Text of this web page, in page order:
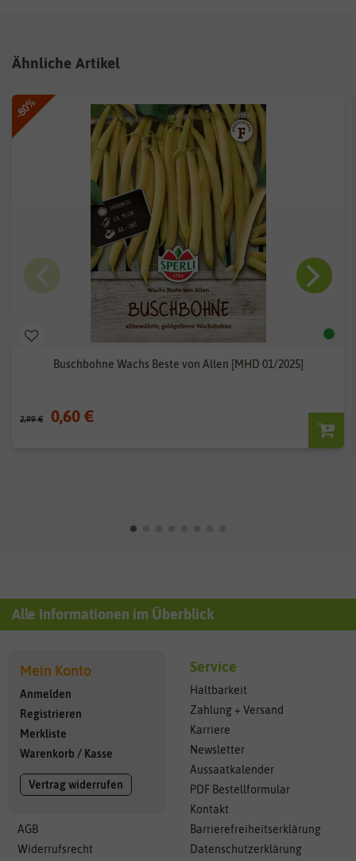
Ähnliche Artikel
-80%
Buschbohne Wachs Beste von Allen [MHD 01/2025]
2,99 € 0,60 €
Alle Informationen im Überblick
Mein Konto
Anmelden
Registrieren
Merkliste
Warenkorb / Kasse
Vertrag widerrufen
AGB
Widerrufsrecht
Service
Haltbarkeit
Zahlung + Versand
Karriere
Newsletter
Aussaatkalender
PDF Bestellformular
Kontakt
Barrierefreiheitserklärung
Datenschutzerklärung